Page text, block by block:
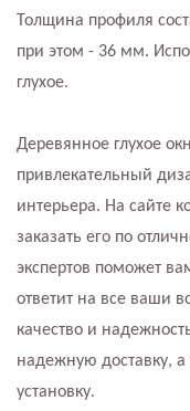
Толщина профиля
при этом - 36 мм.
глухое.
Деревянное глухое
привлекательный
интерьера. На сайте
заказать его по
экспертов поможет
ответит на все ваши
качество и
надежную доставку,
установку.